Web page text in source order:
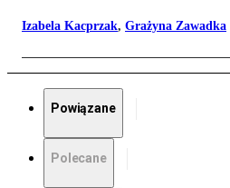
Izabela Kacprzak, Grażyna Zawadka
Powiązane
Polecane